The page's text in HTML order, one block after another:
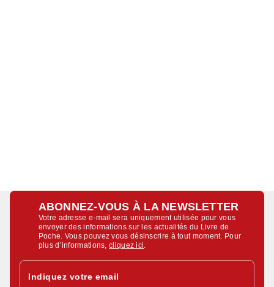
ABONNEZ-VOUS À LA NEWSLETTER
Votre adresse e-mail sera uniquement utilisée pour vous
envoyer des informations sur les actualités du Livre de
Poche. Vous pouvez vous désinscrire à tout moment. Pour
plus d’informations,cliquez ici
Indiquez votre email